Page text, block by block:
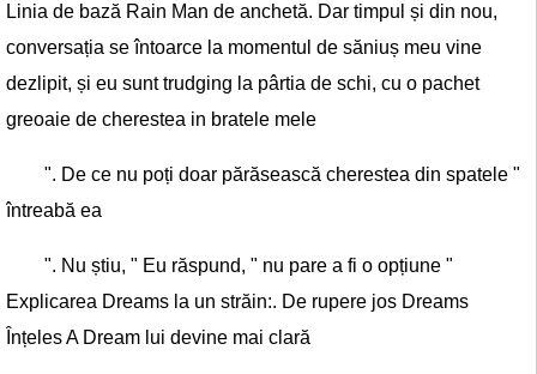
Linia de bază Rain Man de anchetă. Dar timpul și din nou,
conversația se întoarce la momentul de săniuș meu vine
dezlipit, și eu sunt trudging la pârtia de schi, cu o pachet
greoaie de cherestea in bratele mele
". De ce nu poți doar părăsească cherestea din spatele "
întreabă ea
". Nu știu, " Eu răspund, " nu pare a fi o opțiune "
Explicarea Dreams la un străin:. De rupere jos Dreams
Înțeles A Dream lui devine mai clară